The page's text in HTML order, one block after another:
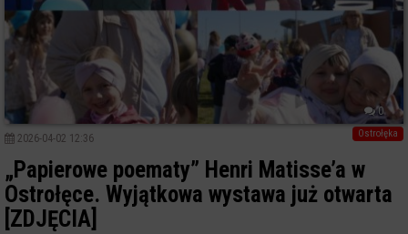
0
Ostrołęka
2026-04-02 12:36
„Papierowe poematy” Henri Matisse’a w
Ostrołęce. Wyjątkowa wystawa już otwarta
[ZDJĘCIA]